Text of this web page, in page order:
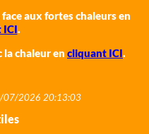
aux fortes chaleurs en
ICI.
chaleur en cliquant ICI.
07/2026 20:13:03